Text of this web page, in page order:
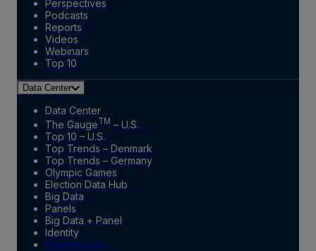
Perspectives
Podcasts
Reports
Videos
Webinars
Top 10
Data Center
Data Center
The GaugeTM – U.S.
Top 10 – U.S.
Top Trends – Denmark
Top Trends – Germany
Olympic Games
Election Data Hub
Big Data
Panels
Big Data + Panel
Identity
Marketplace